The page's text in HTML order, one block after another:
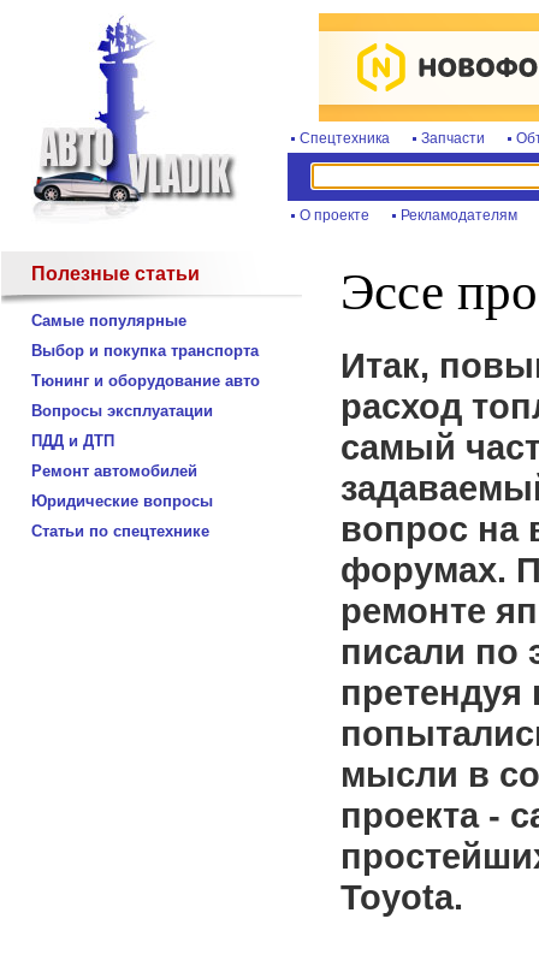
Спецтехника Запчасти
О проекте Рекламодателям
Полезные статьи
Самые популярные
Выбор и покупка транспорта
Тюнинг и оборудование авто
Вопросы эксплуатации
ПДД и ДТП
Ремонт автомобилей
Юридические вопросы
Статьи по спецтехнике
Эссе
Итак,
расход
самый
вопрос на
форумах.
ремонте
писали по
мысли в
проекта -
Toyota.